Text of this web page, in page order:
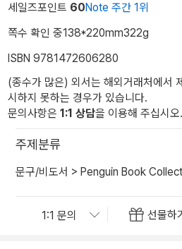
세일즈포인트 60Note 주간 1위
쪽수 확인 중138*220mm322g
ISBN 9781472606280
(종수가 많은) 외서는 해외거래처에서
시하지 못하는 경우가 있습니다.
문의사항은 1:1 상담을 이용해 주십시오.
주제분류
문구/비도서 > Penguin Book
선물하기